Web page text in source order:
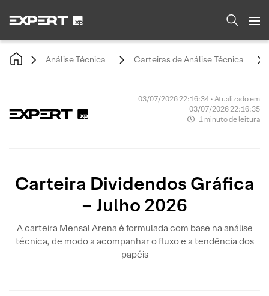
Análise Técnica Carteiras de Análise Técnica
03/07/2026 22:16:34 • Atualizado em
03/07/2026 22:16:35
1 minuto de leitura
Carteira Dividendos Gráfica
– Julho 2026
A carteira Mensal Arena é formulada com base na análise
técnica, de modo a acompanhar o fluxo e a tendência dos
papéis